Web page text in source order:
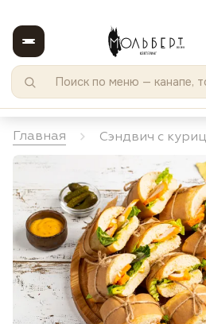
Главная Сэндвич с